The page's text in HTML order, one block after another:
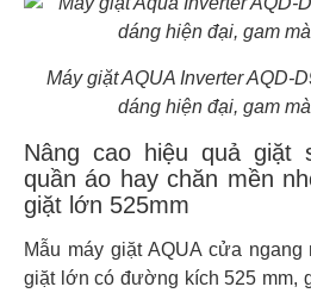
Máy giặt AQUA Inverter AQD-
dáng hiện đại, gam
Nâng cao hiệu quả giặt
quần áo hay chăn mền
giặt lớn 525mm
Mẫu máy giặt AQUA cửa
giặt lớn có đường kích 525 mm,